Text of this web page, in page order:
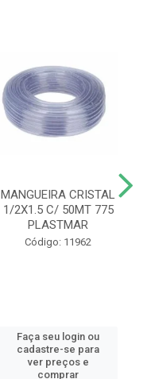
MANGUEIRA CRISTAL
1/2X1.5 C/ 50MT 775
PLASTMAR
Código: 11962
Faça seu login ou
cadastre-se para
ver preços e
comprar